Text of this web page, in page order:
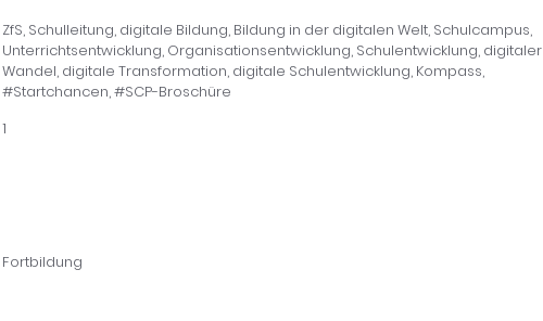
ZfS, Schulleitung, digitale Bildung, Bildung in der digitalen Welt, Schulcampus,
Unterrichtsentwicklung, Organisationsentwicklung, Schulentwicklung, digitaler
Wandel, digitale Transformation, digitale Schulentwicklung, Kompass,
#Startchancen, #SCP-Broschüre
1
Fortbildung